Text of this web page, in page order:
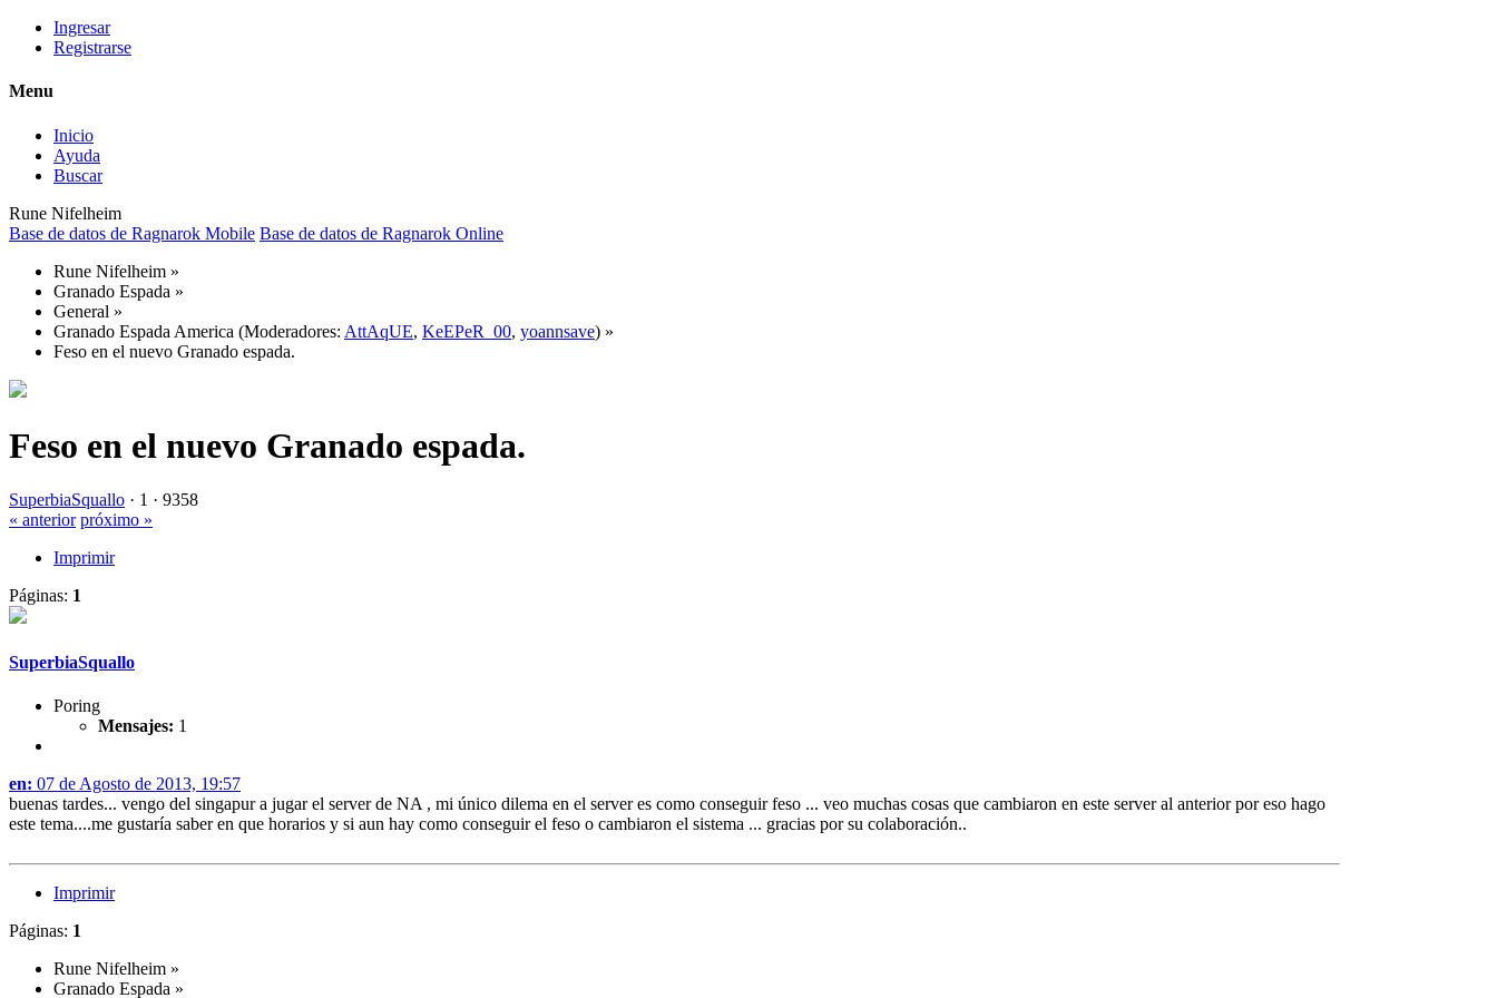
Ingresar
Registrarse
Menu
Inicio
Ayuda
Buscar
Rune Nifelheim
Base de datos de Ragnarok Mobile Base de datos de Ragnarok Online
Rune Nifelheim »
Granado Espada »
General »
Granado Espada America (Moderadores: AttAqUE, KeEPeR_00, yoannsave) »
Feso en el nuevo Granado espada.
Feso en el nuevo Granado espada.
SuperbiaSquallo · 1 · 9358
« anterior próximo »
Imprimir
Páginas: 1
SuperbiaSquallo
Poring
Mensajes: 1
en: 07 de Agosto de 2013, 19:57
buenas tardes... vengo del singapur a jugar el server de NA , mi único dilema en el server es como conseguir feso ... veo muchas cosas que cambiaron en este server al anterior por eso hago
este tema....me gustaría saber en que horarios y si aun hay como conseguir el feso o cambiaron el sistema ... gracias por su colaboración..
Imprimir
Páginas: 1
Rune Nifelheim »
Granado Espada »